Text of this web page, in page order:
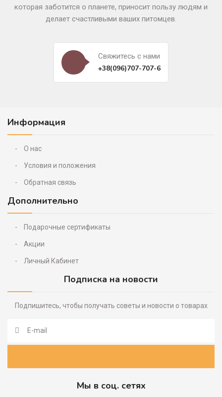
которая заботится о планете, приносит пользу людям и
делает счастливыми ваших питомцев.
Свяжитесь c нами
+38(096)707-707-6
Информация
О нас
Условия и положения
Обратная связь
Дополнительно
Подарочные сертификаты
Акции
Личный Кабинет
Подписка на новости
Подпишитесь, чтобы получать советы и новости о товарах
Мы в соц. сетях